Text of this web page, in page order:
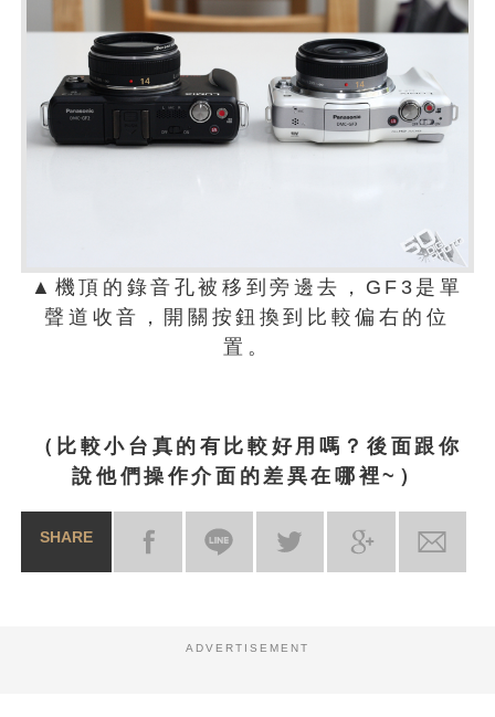
▲機頂的錄音孔被移到旁邊去，GF3是單
聲道收音，開關按鈕換到比較偏右的位
置。
（比較小台真的有比較好用嗎？後面跟你
說他們操作介面的差異在哪裡~）
SHARE
ADVERTISEMENT